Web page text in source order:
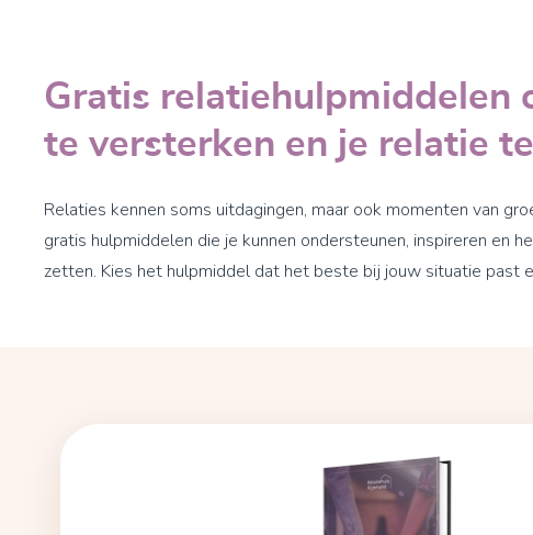
Gratis relatiehulpmiddelen
te versterken en je relatie
Relaties kennen soms uitdagingen, maar ook momenten van
gratis hulpmiddelen die je kunnen ondersteunen, inspireren en
zetten. Kies het hulpmiddel dat het beste bij jouw situatie past